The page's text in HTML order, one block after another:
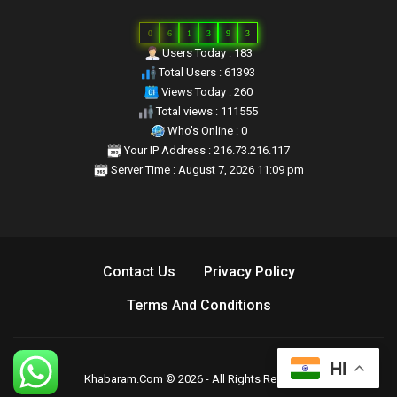
0 6 1 3 9 3
Users Today : 183
Total Users : 61393
Views Today : 260
Total views : 111555
Who's Online : 0
Your IP Address : 216.73.216.117
Server Time : August 7, 2026 11:09 pm
Contact Us
Privacy Policy
Terms And Conditions
Khabaram.Com © 2026 - All Rights Reserved.
HI